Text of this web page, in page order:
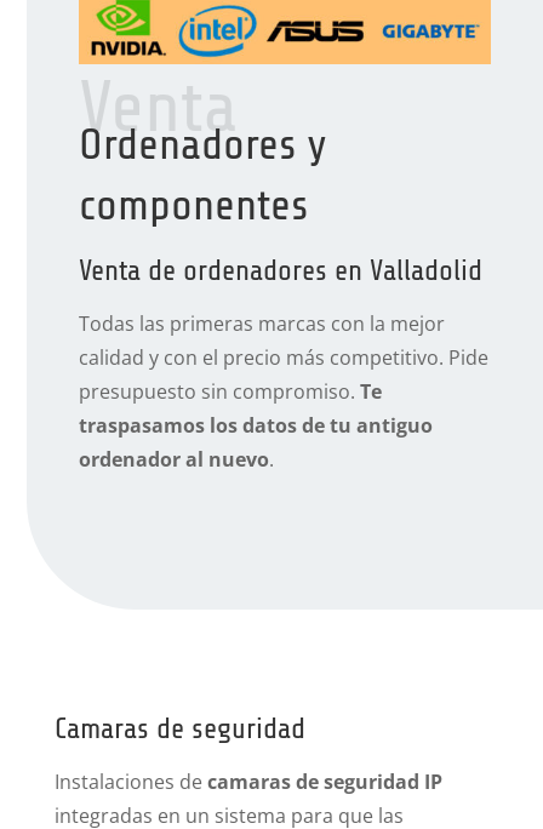
Venta
Ordenadores y
componentes
Venta de ordenadores en Valladolid
Todas las primeras marcas con la mejor
calidad y con el precio más competitivo. Pide
presupuesto sin compromiso. Te
traspasamos los datos de tu antiguo
ordenador al nuevo.
Camaras de seguridad
Instalaciones decamaras de seguridad IP
integradas en un sistema para que las